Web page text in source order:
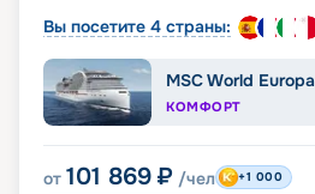
Вы посетите 4 страны:
MSC World Europa
КОМФОРТ
от 101 869 ₽ /чел +1 000